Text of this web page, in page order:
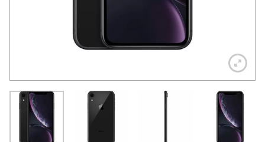
конфиденциальности
+7 812 318-40-14
(c 10:00 до 21:00, без